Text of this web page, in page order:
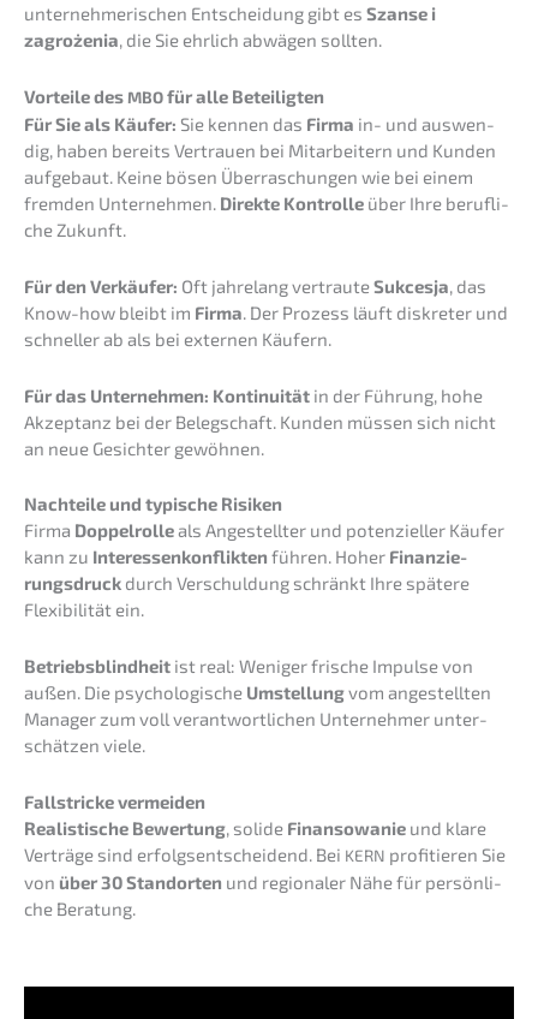
unter­neh­me­ri­schen Entschei­dung gibt es Szanse i
zagroże­nia, die Sie ehrlich abwägen sollten.
Vortei­le des MBOfür alle Beteiligten
Für Sie als Käufer: Sie kennen das Firma in- und auswen­
dig, haben bereits Vertrau­en bei Mitar­bei­tern und Kunden
aufge­baut. Keine bösen Überra­schun­gen wie bei einem
fremden Unter­neh­men. Direk­te Kontrol­le über Ihre beruf­li­
che Zukunft.
Für den Verkäu­fer: Oft jahre­lang vertrau­teSukces­ja, das
Know-how bleibt im Firma. Der Prozess läuft diskre­ter und
schnel­ler ab als bei exter­nen Käufern.
Für das Unter­neh­men: Konti­nui­tät in der Führung, hohe
Akzep­tanz bei der Beleg­schaft. Kunden müssen sich nicht
an neue Gesich­ter gewöhnen.
Nachtei­le und typische Risiken
Firma Doppel­rol­leals Angestell­ter und poten­zi­el­ler Käufer
kann zu Inter­es­sen­kon­flik­ten führen. Hoher Finan­zie­
rungs­druck durch Verschul­dung schränkt Ihre späte­re
Flexi­bi­li­tät ein.
Betriebs­blind­heit ist real: Weniger frische Impul­se von
außen. Die psycho­lo­gi­sche Umstel­lungvom angestell­ten
Manager zum voll verant­wort­li­chen Unter­neh­mer unter­
schät­zen viele.
Fallstri­cke vermeiden
Realis­ti­sche Bewer­tung, solide Finan­so­wa­nie und klare
Verträ­ge sind erfolgs­ent­schei­dend. Bei KERN profi­tie­ren Sie
von über 30 Stand­or­ten und regio­na­ler Nähe für persön­li­
che Beratung.